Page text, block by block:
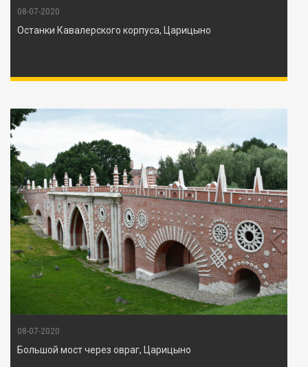
08-07-2020
Останки Кавалерского корпуса, Царицыно
08-07-2020
Большой мост через овраг, Царицыно